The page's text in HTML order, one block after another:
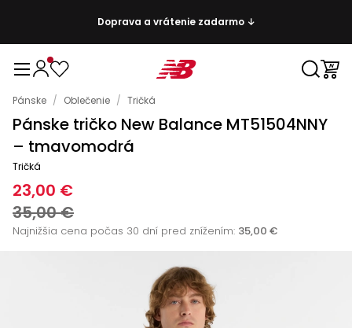
Doprava a vrátenie zadarmo ↓
Pánske / Oblečenie / Tričká
Pánske tričko New Balance MT51504NNY
– tmavomodrá
Tričká
23,00 €
35,00 €
Najnižšia cena počas 30 dní pred znížením: 35,00 €